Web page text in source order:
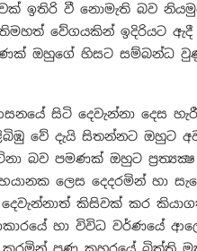
ඉතිරි වී නොමැති බව
වේගයකින් ඉදිරියට
ඔහුගේ හිසට සම්බන්ධ වුණු
සිටි දෙවැන්නා දෙස
වේ දැයි සිතන්නට ඔහුට
බව පමණක් ඔහුට
ලෙස දෙදරමින් හා
කිසිවක් කර
හා විවිධ වර්ණයේ